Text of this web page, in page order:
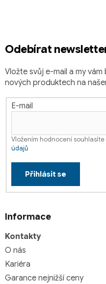
Odebírat
Vložte svůj e-mail a my
nových produktech na
E-mail
Vložením hodnocení souhlasíte
údajů
Přihlásit se
Informace
Kontakty
O nás
Kariéra
Garance nejnižší ceny